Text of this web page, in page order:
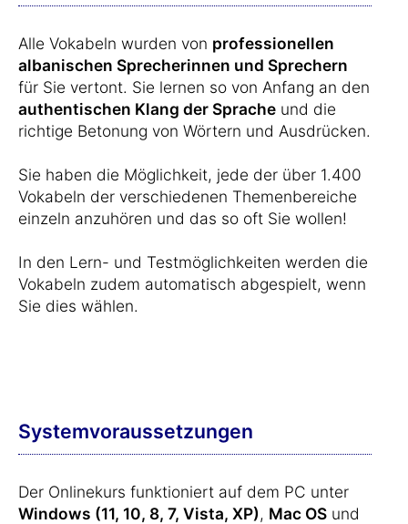
Alle Vokabeln wurden von professionellen
albanischen Sprecherinnen und Sprechern
für Sie vertont. Sie lernen so von Anfang an den
authentischen Klang der Sprache und die
richtige Betonung von Wörtern und Ausdrücken.
Sie haben die Möglichkeit, jede der über 1.400
Vokabeln der verschiedenen Themenbereiche
einzeln anzuhören und das so oft Sie wollen!
In den Lern- und Testmöglichkeiten werden die
Vokabeln zudem automatisch abgespielt, wenn
Sie dies wählen.
Systemvoraussetzungen
Der Onlinekurs funktioniert auf dem PC unter
Windows (11, 10, 8, 7, Vista, XP), Mac OS und